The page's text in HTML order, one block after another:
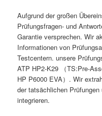
Aufgrund der großen
Prüfungsfragen- und
Garantie versprechen. Wir
Informationen von
Testcentern. unsere
ATP HP2-K29 （TS:Pre-
HP P6000 EVA）. Wir
der tatsächlichen
integrieren.